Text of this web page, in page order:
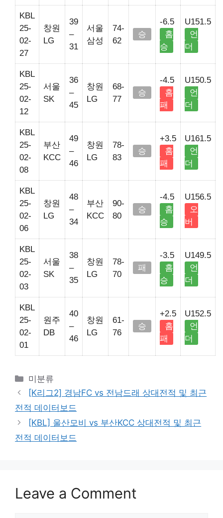
KBL
25-
02-
27
창원
LG
39
–
31
서울
삼성
74-
62
승
-6.5
홈
승
U151.5
언
더
KBL
25-
02-
12
서울
SK
36
–
45
창원
LG
68-
77
승
-4.5
홈
패
U150.5
언
더
KBL
25-
02-
08
부산
KCC
49
–
46
창원
LG
78-
83
승
+3.5
홈
패
U161.5
언
더
KBL
25-
02-
06
창원
LG
48
–
34
부산
KCC
90-
80
승
-4.5
홈
승
U156.5
오
버
KBL
25-
02-
03
서울
SK
38
–
35
창원
LG
78-
70
패
-3.5
홈
승
U149.5
언
더
KBL
25-
02-
01
원주
DB
40
–
46
창원
LG
61-
76
승
+2.5
홈
패
U152.5
언
더
Categories
미분류
[K리그2] 경남FC vs 전남드래 상대전적 및 최근
전적 데이터보드
[KBL] 울산모비 vs 부산KCC 상대전적 및 최근
전적 데이터보드
Leave a Comment